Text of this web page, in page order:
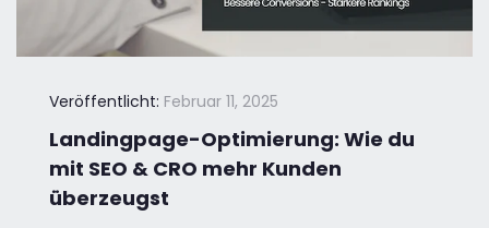
Veröffentlicht: Februar 11, 2025
Landingpage-Optimierung: Wie du
mit SEO & CRO mehr Kunden
überzeugst